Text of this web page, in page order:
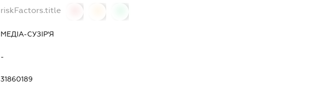
riskFactors.title
МЕДІА-СУЗІР'Я
-
31860189